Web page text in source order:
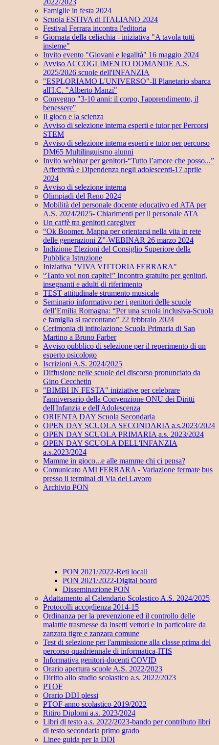
2022/2023
Famiglie in festa 2024
Scuola ESTIVA di ITALIANO 2024
Festival Ferrara incontra l'editoria
Giornata della celiachia - iniziativa "A tavola tutti
insieme"
Invito evento "Giovani e legalità" 16 maggio 2024
Avviso ACCOGLIMENTO DOMANDE A.S.
2025/2026 scuole dell'INFANZIA
"ESPLORIAMO L'UNIVERSO"-Il Planetario sbarca
all'I.C. "Alberto Manzi"
Convegno "3-10 anni: il corpo, l'apprendimento, il
benessere"
Il gioco e la scienza
Avviso di selezione interna esperti e tutor per Percorsi
STEM
Avviso di selezione interna esperti e tutor per percorso
DM65 Multilinguismo alunni
Invito webinar per genitori-“Tutto l’amore che posso...”
Affettività e Dipendenza negli adolescenti-17 aprile
2024
Avviso di selezione interna
Olimpiadi del Reno 2024
Mobilità del personale docente educativo ed ATA per
A.S. 2024/2025- Chiarimenti per il personale ATA
Un caffè tra genitori caregiver
“Ok Boomer. Mappa per orientarsi nella vita in rete
delle generazioni Z”-WEBINAR 26 marzo 2024
Indizione Elezioni del Consiglio Superiore della
Pubblica Istruzione
Iniziativa "VIVA VITTORIA FERRARA"
“Tanto voi non capite!” Incontro gratuito per genitori,
insegnanti e adulti di riferimento
TEST attitudinale strumento musicale
Seminario informativo per i genitori delle scuole
dell’Emilia Romagna: “Per una scuola inclusiva-Scuola
e famiglia si raccontano” 22 febbraio 2024
Cerimonia di intitolazione Scuola Primaria di San
Martino a Bruno Farber
Avviso pubblico di selezione per il reperimento di un
esperto psicologo
Iscrizioni A.S. 2024/2025
Diffusione nelle scuole del discorso pronunciato da
Gino Cecchetin
"BIMBI IN FESTA" iniziative per celebrare
l'anniversario della Convenzione ONU dei Diritti
dell'Infanzia e dell'Adolescenza
ORIENTA DAY Scuola Secondaria
OPEN DAY SCUOLA SECONDARIA a.s.2023/2024
OPEN DAY SCUOLA PRIMARIA a.s. 2023/2024
OPEN DAY SCUOLA DELL'INFANZIA
a.s.2023/2024
Mamme in gioco...e alle mamme chi ci pensa?
Comunicato AMI FERRARA - Variazione fermate bus
presso il terminal di Via del Lavoro
Archivio PON
PON 2021/2022-Reti locali
PON 2021/2022-Digital board
Disseminazione PON
Adattamento al Calendario Scolastico A.S. 2024/2025
Protocolli accoglienza 2014-15
Ordinanza per la prevenzione ed il controllo delle
malattie trasmesse da insetti vettori e in particolare da
zanzara tigre e zanzara comune
Test di selezione per l'ammissione alla classe prima del
percorso quadriennale di informatica-ITIS
Informativa genitori-docenti COVID
Orario apertura scuole A.S. 2022/2023
Diritto allo studio scolastico a.s. 2022/2023
PTOF
Orario DDI plessi
PTOF anno scolastico 2019/2022
Ritiro Diplomi a.s. 2023/2024
Libri di testo a.s. 2022/2023-bando per contributo libri
di testo secondaria primo grado
Linee guida per la DDI